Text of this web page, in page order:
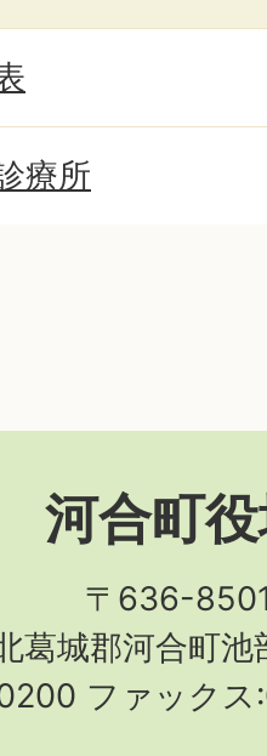
療所
河合町
〒636-
葛城郡河合町池
ファック